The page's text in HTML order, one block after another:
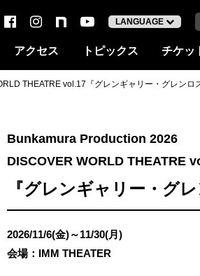
LANGUAGE
アクセス トピックス チケッ
THEATRE vol.17『グレンギャリー・グレンロ
Bunkamura Production 2026
DISCOVER WORLD THEATRE
『グレンギャリー・グレ
2026/11/6(金)～11/30(月)
会場：IMM THEATER